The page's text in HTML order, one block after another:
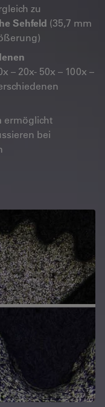
zu
Sehfeld (35,7 mm
– 20x- 50x – 100x –
ermöglicht
bei